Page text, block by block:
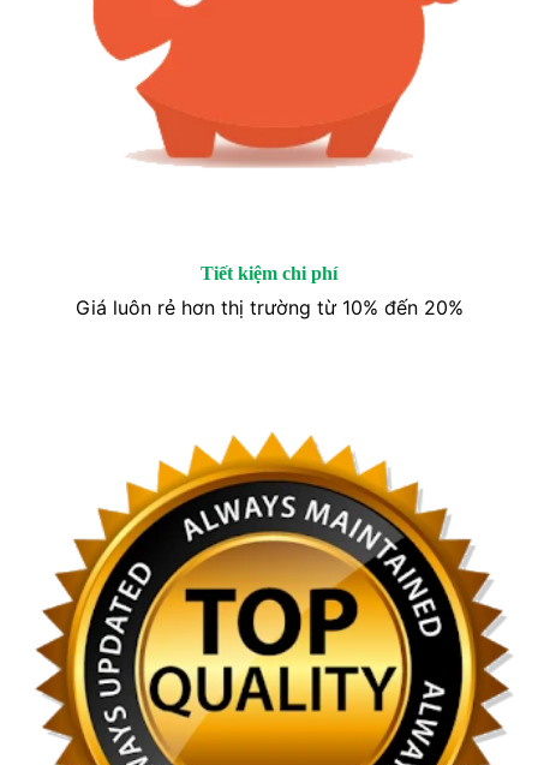
Tiết kiệm chi phí
Giá luôn rẻ hơn thị trường từ 10% đến 20%